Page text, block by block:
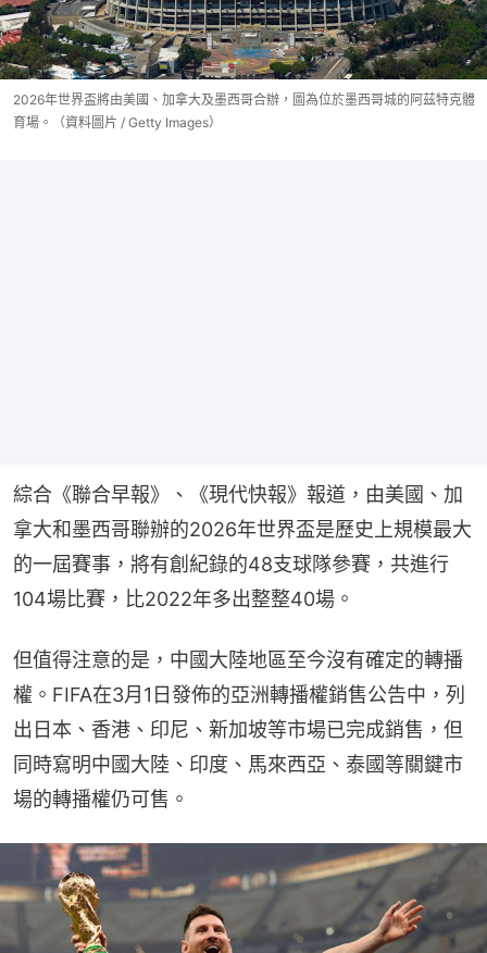
2026年世界盃將由美國、加拿大及墨西哥合辦，圖為位於墨西哥城的阿茲特克體
育場。（資料圖片 / Getty Images）
綜合《聯合早報》、《現代快報》報道，由美國、加
拿大和墨西哥聯辦的2026年世界盃是歷史上規模最大
的一屆賽事，將有創紀錄的48支球隊參賽，共進行
104場比賽，比2022年多出整整40場。
但值得注意的是，中國大陸地區至今沒有確定的轉播
權。FIFA在3月1日發佈的亞洲轉播權銷售公告中，列
出日本、香港、印尼、新加坡等市場已完成銷售，但
同時寫明中國大陸、印度、馬來西亞、泰國等關鍵市
場的轉播權仍可售。